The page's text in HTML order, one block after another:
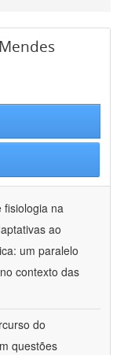
fisiologia na
ao
um paralelo
contexto das
do
questões